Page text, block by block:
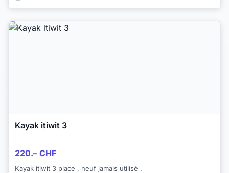
Kayak itiwit 3
220.– CHF
Kayak itiwit 3 place , neuf jamais utilisé .